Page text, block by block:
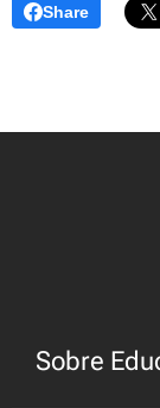
Share
Sobre